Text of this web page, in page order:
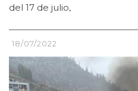
del 17 de julio,
18/07/2022